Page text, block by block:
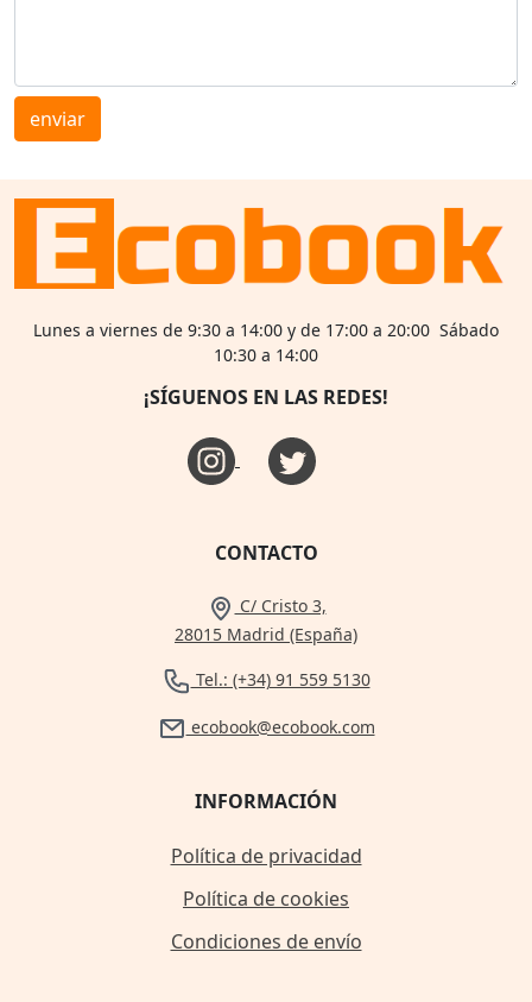
enviar
Lunes a viernes de 9:30 a 14:00 y de 17:00 a 20:00 Sábado
10:30 a 14:00
¡SÍGUENOS EN LAS REDES!
CONTACTO
C/ Cristo 3,
28015 Madrid (España)
Tel.: (+34) 91 559 5130
ecobook@ecobook.com
INFORMACIÓN
Política de privacidad
Política de cookies
Condiciones de envío